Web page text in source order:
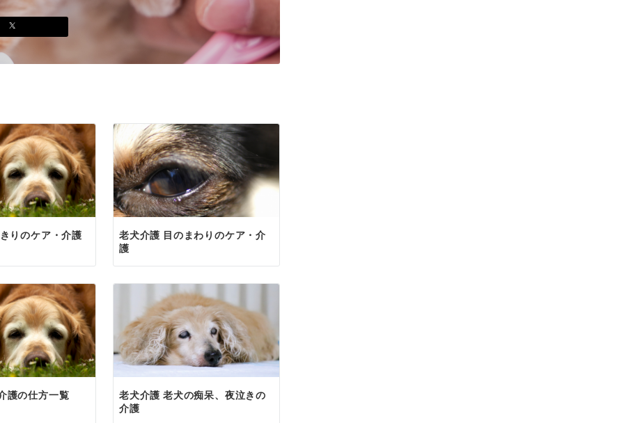
りのケア・介護
老犬介護 目のまわりのケア・介
護
護の仕方一覧
老犬介護 老犬の痴呆、夜泣きの
介護